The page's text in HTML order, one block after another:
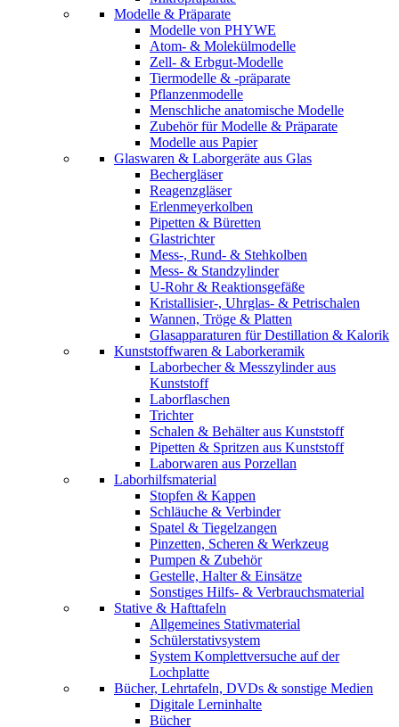
Modelle & Präparate
Modelle von PHYWE
Atom- & Molekülmodelle
Zell- & Erbgut-Modelle
Tiermodelle & -präparate
Pflanzenmodelle
Menschliche anatomische Modelle
Zubehör für Modelle & Präparate
Modelle aus Papier
Glaswaren & Laborgeräte aus Glas
Bechergläser
Reagenzgläser
Erlenmeyerkolben
Pipetten & Büretten
Glastrichter
Mess-, Rund- & Stehkolben
Mess- & Standzylinder
U-Rohr & Reaktionsgefäße
Kristallisier-, Uhrglas- & Petrischalen
Wannen, Tröge & Platten
Glasapparaturen für Destillation & Kalorik
Kunststoffwaren & Laborkeramik
Laborbecher & Messzylinder aus
Kunststoff
Laborflaschen
Trichter
Schalen & Behälter aus Kunststoff
Pipetten & Spritzen aus Kunststoff
Laborwaren aus Porzellan
Laborhilfsmaterial
Stopfen & Kappen
Schläuche & Verbinder
Spatel & Tiegelzangen
Pinzetten, Scheren & Werkzeug
Pumpen & Zubehör
Gestelle, Halter & Einsätze
Sonstiges Hilfs- & Verbrauchsmaterial
Stative & Hafttafeln
Allgemeines Stativmaterial
Schülerstativsystem
System Komplettversuche auf der
Lochplatte
Bücher, Lehrtafeln, DVDs & sonstige Medien
Digitale Lerninhalte
Bücher